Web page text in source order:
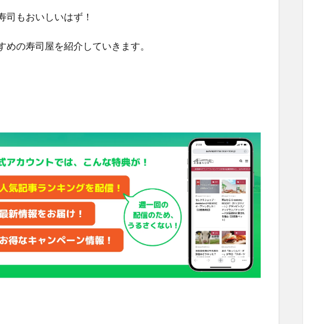
司もおいしいはず！
の寿司屋を紹介していきます。